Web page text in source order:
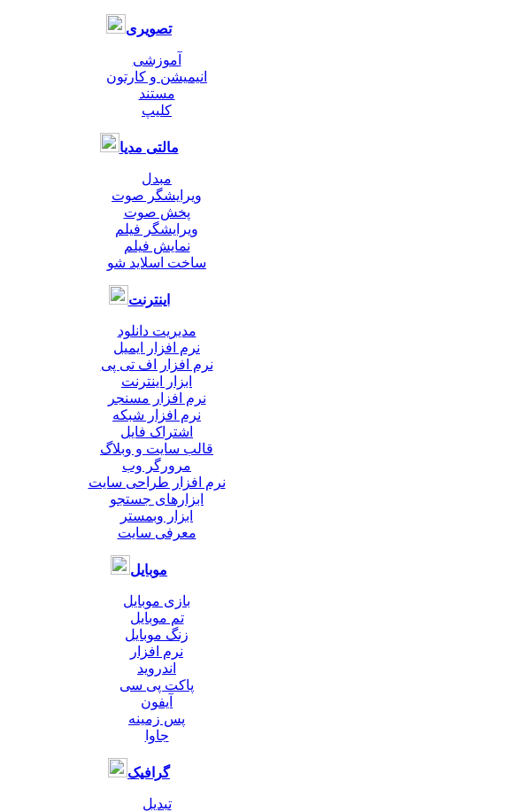
تصویری
آموزشی
انیمیشن و کارتون
مستند
کلیپ
مالتی مدیا
مبدل
ویرایشگر صوت
پخش صوت
ویرایشگر فیلم
نمایش فیلم
ساخت اسلاید شو
اینترنت
مدیریت دانلود
نرم افزار ایمیل
نرم افزار اف تی پی
ابزار اینترنت
نرم افزار مسنجر
نرم افزار شبکه
اشتراک فایل
قالب سایت و وبلاگ
مرورگر وب
نرم افزار طراحی سایت
ابزارهای جستجو
ابزار وبمستر
معرفی سایت
موبایل
بازی موبایل
تم موبایل
زنگ موبایل
نرم افزار
اندروید
پاکت پی سی
آیفون
پس زمینه
جاوا
گرافیک
تبدیل